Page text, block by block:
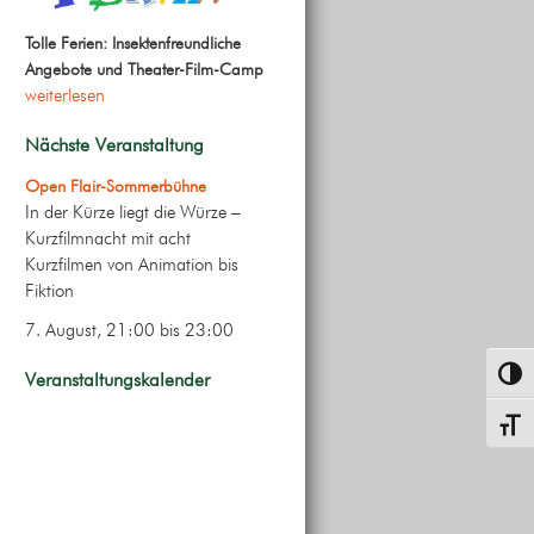
Tolle Ferien: Insektenfreundliche
Angebote und Theater-Film-Camp
weiterlesen
Nächste Veranstaltung
Open Flair-Sommerbühne
In der Kürze liegt die Würze –
Kurzfilmnacht mit acht
Kurzfilmen von Animation bis
Fiktion
7. August, 21:00 bis 23:00
Veranstaltungskalender